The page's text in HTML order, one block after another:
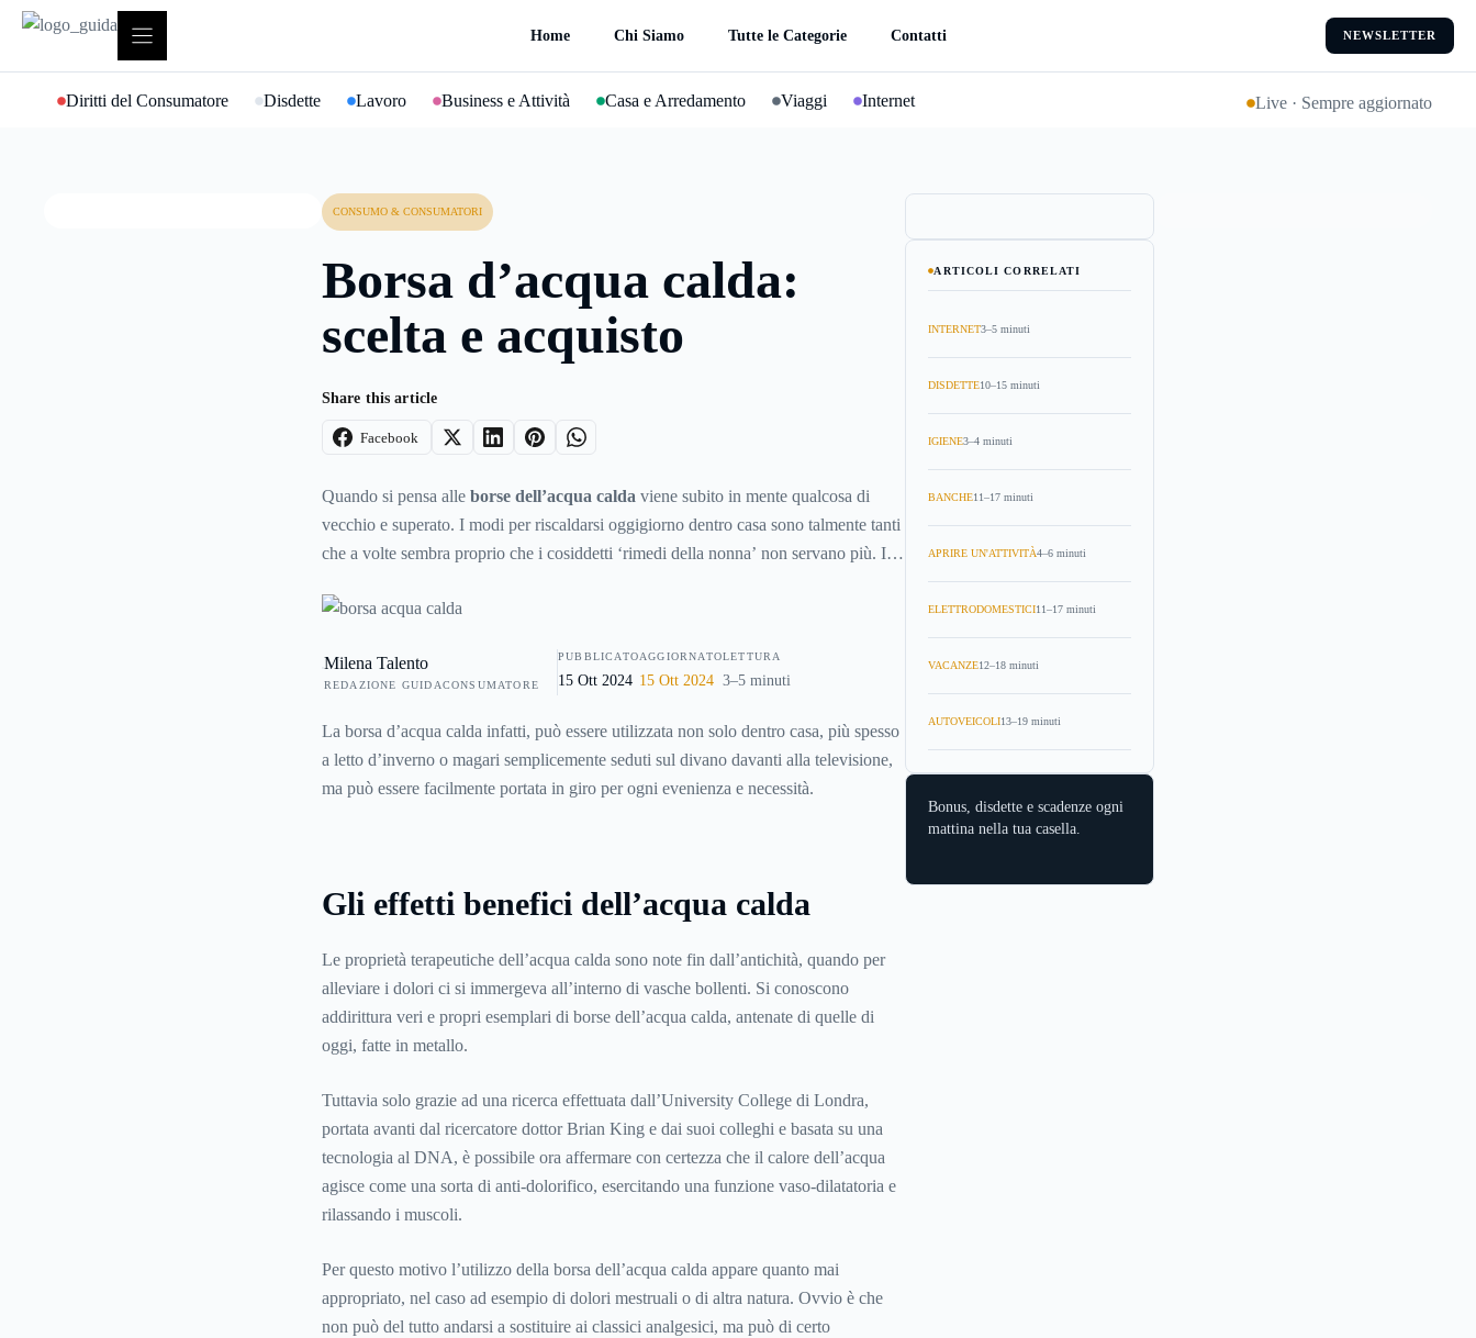
contenuto
Home Chi Siamo Tutte le Categorie Contatti NEWSLETTER
Diritti del Consumatore Disdette Lavoro Business e Attività Casa e Arredamento Viaggi Internet Live · Sempre aggiornato
CONSUMO & CONSUMATORI
Borsa d’acqua calda:
scelta e acquisto
Share this article
Facebook
Quando si pensa alle borse dell’acqua calda viene subito in mente qualcosa di
vecchio e superato. I modi per riscaldarsi oggigiorno dentro casa sono talmente tanti
che a volte sembra proprio che i cosiddetti ‘rimedi della nonna’ non servano più. In
dell’acqua calda contro il dolore, ma negli ultimi anni le borse dell’acqua calda sono
regalo originale da fare a se stessi o a chi ci sta vicino.
Milena Talento
REDAZIONE GUIDACONSUMATORE
PUBBLICATO
15 Ott 2024
AGGIORNATO
15 Ott 2024
LETTURA
3–5 minuti
La borsa d’acqua calda infatti, può essere utilizzata non solo dentro casa, più spesso
a letto d’inverno o magari semplicemente seduti sul divano davanti alla televisione,
ma può essere facilmente portata in giro per ogni evenienza e necessità.
Gli effetti benefici dell’acqua calda
Le proprietà terapeutiche dell’acqua calda sono note fin dall’antichità, quando per
alleviare i dolori ci si immergeva all’interno di vasche bollenti. Si conoscono
addirittura veri e propri esemplari di borse dell’acqua calda, antenate di quelle di
oggi, fatte in metallo.
Tuttavia solo grazie ad una ricerca effettuata dall’University College di Londra,
portata avanti dal ricercatore dottor Brian King e dai suoi colleghi e basata su una
tecnologia al DNA, è possibile ora affermare con certezza che il calore dell’acqua
agisce come una sorta di anti-dolorifico, esercitando una funzione vaso-dilatatoria e
rilassando i muscoli.
Per questo motivo l’utilizzo della borsa dell’acqua calda appare quanto mai
appropriato, nel caso ad esempio di dolori mestruali o di altra natura. Ovvio è che
non può del tutto andarsi a sostituire ai classici analgesici, ma può di certo
ARTICOLI CORRELATI
INTERNET3–5 minuti
DISDETTE10–15 minuti
IGIENE3–4 minuti
BANCHE11–17 minuti
APRIRE UN'ATTIVITÀ4–6 minuti
ELETTRODOMESTICI11–17 minuti
VACANZE12–18 minuti
AUTOVEICOLI13–19 minuti
Bonus, disdette e scadenze ogni
mattina nella tua casella.